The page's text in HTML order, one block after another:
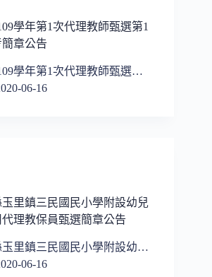
學年第1次代理教師甄選第1
章公告
學年第1次代理教師甄選…
06-16
里鎮三民國民小學附設幼兒
理教保員甄選簡章公告
玉里鎮三民國民小學附設幼…
06-16